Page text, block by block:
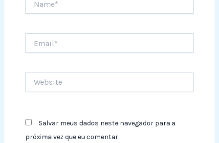
Salvar meus dados neste navegador para a
próxima vez que eu comentar.